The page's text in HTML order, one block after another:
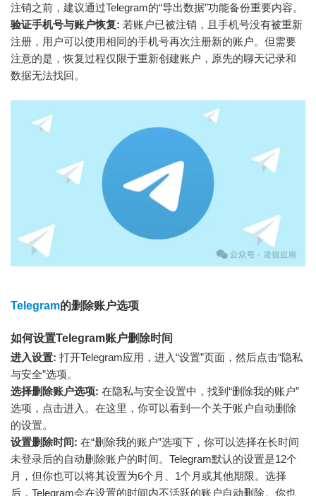
注销之前，建议通过Telegram的“导出数据”功能备份重要内容。
验证手机号与账户恢复: 若账户已被注销，且手机号没有被重新
注册，用户可以使用相同的手机号再次注册新的账户。但需要
注意的是，恢复过程仅限于重新创建账户，原先的聊天记录和
数据无法找回。
Telegram的删除账户选项
如何设置Telegram账户删除时间
进入设置: 打开Telegram应用，进入“设置”页面，然后点击“隐私
与安全”选项。
选择删除账户选项: 在隐私与安全设置中，找到“删除我的账户”
选项，点击进入。在这里，你可以看到一个关于账户自动删除
的设置。
设置删除时间: 在“删除我的账户”选项下，你可以选择在长时间
未登录后的自动删除账户的时间。Telegram默认的设置是12个
月，但你也可以将其设置为6个月、1个月或其他期限。选择
后，Telegram会在设置的时间内不活跃的账户自动删除。你也